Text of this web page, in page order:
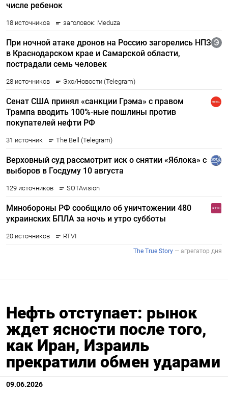
Нефть отступает: рынок
ждет ясности после того,
как Иран, Израиль
прекратили обмен ударами
09.06.2026